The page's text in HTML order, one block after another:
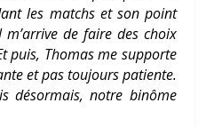
les matchs et son point
de faire des choix
puis, Thomas me supporte
et pas toujours patiente.
désormais, notre binôme